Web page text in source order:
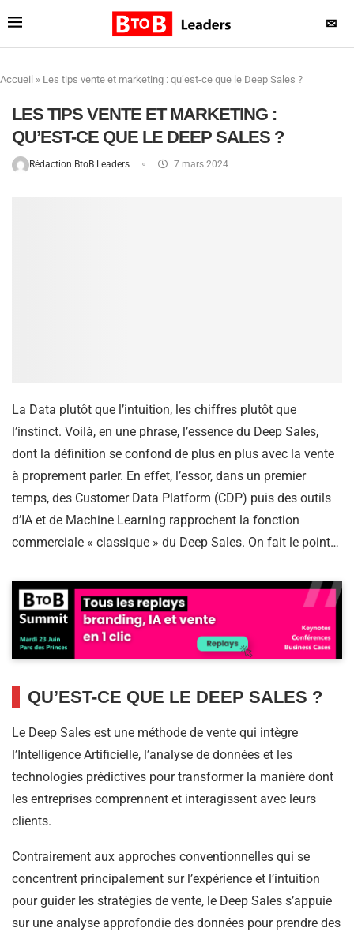
✉
Accueil » Les tips vente et marketing : qu’est-ce que le Deep Sales ?
LES TIPS VENTE ET MARKETING :
QU’EST-CE QUE LE DEEP SALES ?
Rédaction BtoB Leaders 7 mars 2024
La Data plutôt que l’intuition, les chiffres plutôt que
l’instinct. Voilà, en une phrase, l’essence du Deep Sales,
dont la définition se confond de plus en plus avec la vente
à proprement parler. En effet, l’essor, dans un premier
temps, des Customer Data Platform (CDP) puis des outils
d’IA et de Machine Learning rapprochent la fonction
commerciale « classique » du Deep Sales. On fait le point…
QU’EST-CE QUE LE DEEP SALES ?
Le Deep Sales est une méthode de vente qui intègre
l’Intelligence Artificielle, l’analyse de données et les
technologies prédictives pour transformer la manière dont
les entreprises comprennent et interagissent avec leurs
clients.
Contrairement aux approches conventionnelles qui se
concentrent principalement sur l’expérience et l’intuition
pour guider les stratégies de vente, le Deep Sales s’appuie
sur une analyse approfondie des données pour prendre des